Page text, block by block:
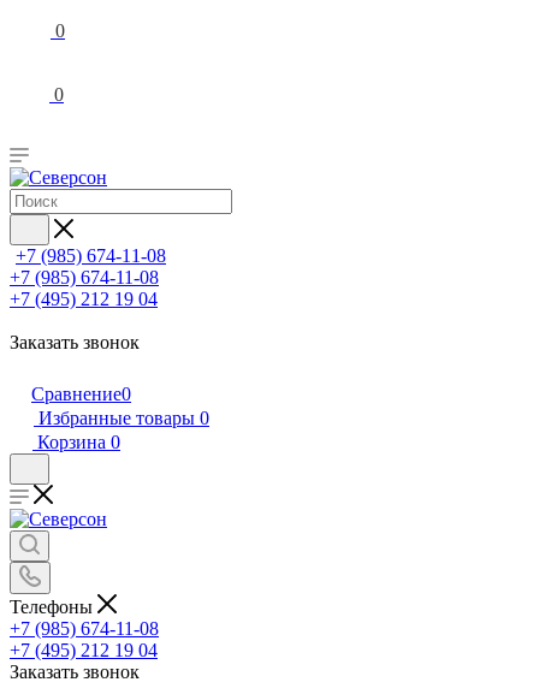
Диваны
Текстиль
0
0
+7 (985) 674-11-08
+7 (985) 674-11-08
+7 (495) 212 19 04
Заказать звонок
Сравнение0
Избранные товары 0
Корзина 0
Телефоны
+7 (985) 674-11-08
+7 (495) 212 19 04
Заказать звонок